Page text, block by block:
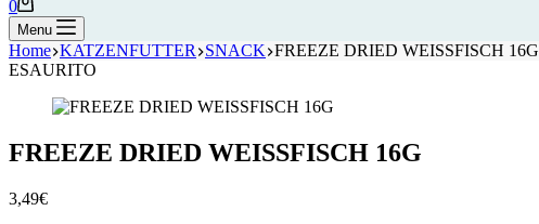
Carrello
0
Menu
Home KATZENFUTTER SNACK FREEZE DRIED WEISSFISCH 16G
ESAURITO
FREEZE DRIED WEISSFISCH 16G
3,49€